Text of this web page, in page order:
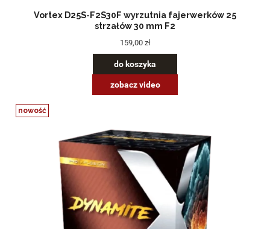
Vortex D25S-F2S30F wyrzutnia fajerwerków 25
strzałów 30 mm F2
159,00 zł
do koszyka
zobacz video
nowość